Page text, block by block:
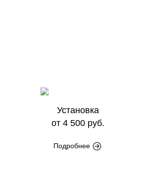
Установка
от 4 500 руб.
Подробнее